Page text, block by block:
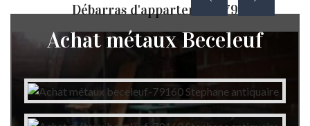
Débarras d'appartement 79
Achat métaux Beceleuf